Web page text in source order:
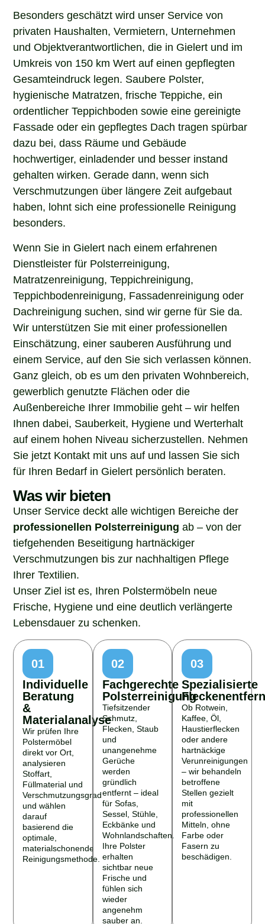
Besonders geschätzt wird unser Service von
privaten Haushalten, Vermietern, Unternehmen
und Objektverantwortlichen, die in Gielert und im
Umkreis von 150 km Wert auf einen gepflegten
Gesamteindruck legen. Saubere Polster,
hygienische Matratzen, frische Teppiche, ein
ordentlicher Teppichboden sowie eine gereinigte
Fassade oder ein gepflegtes Dach tragen spürbar
dazu bei, dass Räume und Gebäude
hochwertiger, einladender und besser instand
gehalten wirken. Gerade dann, wenn sich
Verschmutzungen über längere Zeit aufgebaut
haben, lohnt sich eine professionelle Reinigung
besonders.
Wenn Sie in Gielert nach einem erfahrenen
Dienstleister für Polsterreinigung,
Matratzenreinigung, Teppichreinigung,
Teppichbodenreinigung, Fassadenreinigung oder
Dachreinigung suchen, sind wir gerne für Sie da.
Wir unterstützen Sie mit einer professionellen
Einschätzung, einer sauberen Ausführung und
einem Service, auf den Sie sich verlassen können.
Ganz gleich, ob es um den privaten Wohnbereich,
gewerblich genutzte Flächen oder die
Außenbereiche Ihrer Immobilie geht – wir helfen
Ihnen dabei, Sauberkeit, Hygiene und Werterhalt
auf einem hohen Niveau sicherzustellen. Nehmen
Sie jetzt Kontakt mit uns auf und lassen Sie sich
für Ihren Bedarf in Gielert persönlich beraten.
Was wir bieten
Unser Service deckt alle wichtigen Bereiche der
professionellen Polsterreinigung ab – von der
tiefgehenden Beseitigung hartnäckiger
Verschmutzungen bis zur nachhaltigen Pflege
Ihrer Textilien.
Unser Ziel ist es, Ihren Polstermöbeln neue
Frische, Hygiene und eine deutlich verlängerte
Lebensdauer zu schenken.
01
Individuelle
Beratung
&
Materialanalyse
Wir prüfen Ihre
Polstermöbel
direkt vor Ort,
analysieren
Stoffart,
Füllmaterial und
Verschmutzungsgrad
und wählen
darauf
basierend die
optimale,
materialschonende
Reinigungsmethode.
02
Fachgerechte
Polsterreinigung
Tiefsitzender
Schmutz,
Flecken, Staub
und
unangenehme
Gerüche
werden
gründlich
entfernt – ideal
für Sofas,
Sessel, Stühle,
Eckbänke und
Wohnlandschaften.
Ihre Polster
erhalten
sichtbar neue
Frische und
fühlen sich
wieder
angenehm
sauber an.
03
Spezialisierte
Ob Rotwein,
Kaffee, Öl,
Haustierflecken
oder andere
hartnäckige
Verunreinigungen
– wir behandeln
betroffene
Stellen gezielt
mit
professionellen
Mitteln, ohne
Farbe oder
Fasern zu
beschädigen.